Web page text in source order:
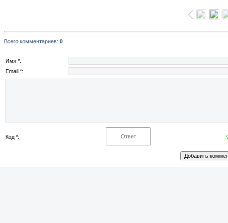
Всего комментариев: 0
Имя *:
Email *:
Код *: